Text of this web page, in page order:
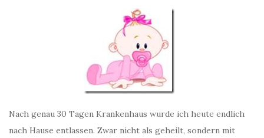
Nach genau 30 Tagen Krankenhaus wurde ich heute endlich
nach Hause entlassen. Zwar nicht als geheilt, sondern mit